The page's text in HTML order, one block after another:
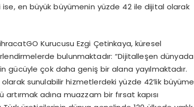
en büyük büyümenin yüzde 42 ile dijital olarak
Kurucusu Ezgi Çetinkaya, küresel
bulunmaktadır: “Dijitalleşen dünyada
gücüyle çok daha geniş bir alana yayılmaktadır.
sunulabilir hizmetlerdeki yüzde 42’lik büyüme
adına muazzam bir fırsat kapısı